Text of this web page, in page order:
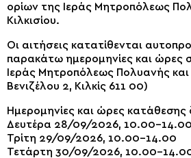
ορίων της Ιεράς Μητροπόλεως
Κιλκισίου.
Οι αιτήσεις κατατίθενται
παρακάτω ημερομηνίες και ώρες
Ιεράς Μητροπόλεως Πολυανής και
Βενιζέλου 2, Κιλκίς 611 00)
Ημερομηνίες και ώρες κατάθεσης
Δευτέρα 28/09/2026, 10.00-14.00
Τρίτη 29/09/2026, 10.00-14.00
Τετάρτη 30/09/2026, 10.00-